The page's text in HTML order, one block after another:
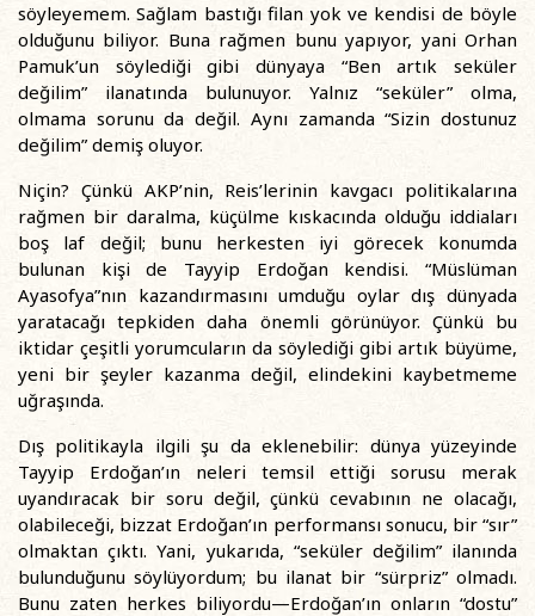
söyleyemem. Sağlam bastığı filan yok ve kendisi de böyle
olduğunu biliyor. Buna rağmen bunu yapıyor, yani Orhan
Pamuk’un söylediği gibi dünyaya “Ben artık seküler
değilim” ilanatında bulunuyor. Yalnız “seküler” olma,
olmama sorunu da değil. Aynı zamanda “Sizin dostunuz
değilim” demiş oluyor.
Niçin? Çünkü AKP’nin, Reis’lerinin kavgacı politikalarına
rağmen bir daralma, küçülme kıskacında olduğu iddiaları
boş laf değil; bunu herkesten iyi görecek konumda
bulunan kişi de Tayyip Erdoğan kendisi. “Müslüman
Ayasofya”nın kazandırmasını umduğu oylar dış dünyada
yaratacağı tepkiden daha önemli görünüyor. Çünkü bu
iktidar çeşitli yorumcuların da söylediği gibi artık büyüme,
yeni bir şeyler kazanma değil, elindekini kaybetmeme
uğraşında.
Dış politikayla ilgili şu da eklenebilir: dünya yüzeyinde
Tayyip Erdoğan’ın neleri temsil ettiği sorusu merak
uyandıracak bir soru değil, çünkü cevabının ne olacağı,
olabileceği, bizzat Erdoğan’ın performansı sonucu, bir “sır”
olmaktan çıktı. Yani, yukarıda, “seküler değilim” ilanında
bulunduğunu söylüyordum; bu ilanat bir “sürpriz” olmadı.
Bunu zaten herkes biliyordu—Erdoğan’ın onların “dostu”